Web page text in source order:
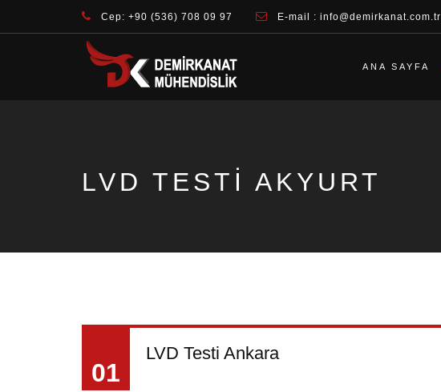
Cep: +90 (536) 708 09 97 E-mail : info@demirkanat.com.tr
ANA SAYFA
LVD TESTI AKYURT
01
LVD Testi Ankara